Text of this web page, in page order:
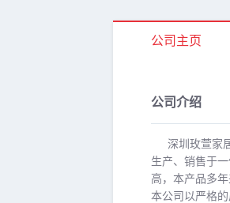
公司主页
公司介绍
深圳玫萱家
生产、销售于
高，本产品多
本公司以严格